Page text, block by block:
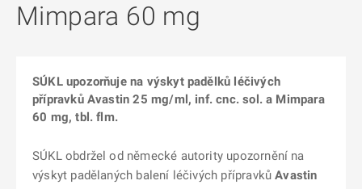
Mimpara 60 mg
SÚKL upozorňuje na výskyt padělků léčivých
přípravků Avastin 25 mg/ml, inf. cnc. sol. a Mimpara
60 mg, tbl. flm.
SÚKL obdržel od německé autority upozornění na
výskyt padělaných balení léčivých přípravkůAvastin